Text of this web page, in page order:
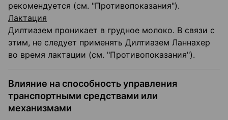
рекомендуется (см. "Противопоказания").
Лактация
Дилтиазем проникает в грудное молоко. В связи с
этим, не следует применять Дилтиазем Ланнахер
во время лактации (см. "Противопоказания").
Влияние на способность управления
транспортными средствами или
механизмами